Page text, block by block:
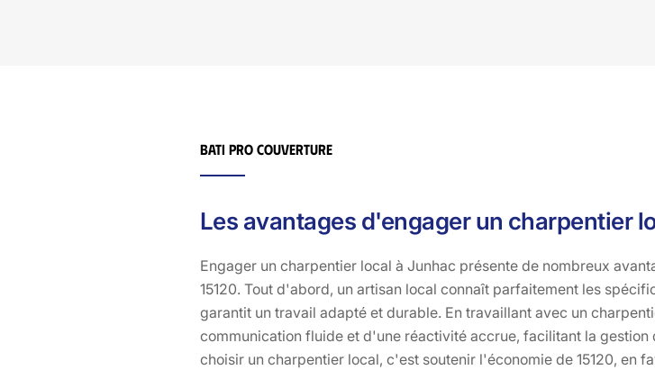
Bati pro couverture
Les avantages d'engager un charpentier
Engager un charpentier local à Junhac présente de nombreux
15120. Tout d'abord, un artisan local connaît parfaitement les
garantit un travail adapté et durable. En travaillant avec un
communication fluide et d'une réactivité accrue, facilitant la gestion
choisir un charpentier local, c'est soutenir l'économie de 15120, en